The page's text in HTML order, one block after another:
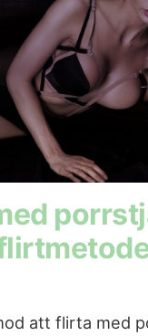
att flirta med